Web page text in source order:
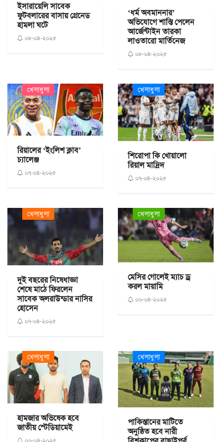
ইসারায়েলি সাবেক
ফুটবলারের বাসায় গ্রেনেড
হামলা ঘটে
০৮-০৪-২০২৫
‘ধর্ম অবমাননার’
অভিযোগে শাস্তি পেলেন
আর্জেন্টাইন তারকা
লাওতারো মার্তিনেজ
০৮-০৪-২০২৫
খেলাধুলা
রিয়ালের ‘ইংলিশ ক্লাব’
চ্যালেঞ্জ
০৭-০৪-২০২৫
খেলাধুলা
শিরোপা কি খোয়ালো
রিয়াল মাদ্রিদ
০৭-০৪-২০২৫
খেলাধুলা
দুই বছরের নিষেধাজ্ঞা
শেষে মাঠে ফিরলেন
সাবেক অলরাউন্ডার নাসির
হোসেন
০৭-০৪-২০২৫
খেলাধুলা
মেসির গোলেই ম্যাচ ড্র
করল মায়ামি
০৬-০৪-২০২৫
খেলাধুলা
হামজার অভিষেক হবে
জাতীয় স্টেডিয়ামেই
খেলাধুলা
পাকিস্তানের মাটিতে
অনুষ্ঠিত হবে নারী